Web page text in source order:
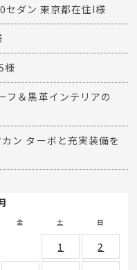
ダン 東京都在住I様
様
フ＆黒革インテリアの
ン ターボと充実装備を
金 土 日
1
2